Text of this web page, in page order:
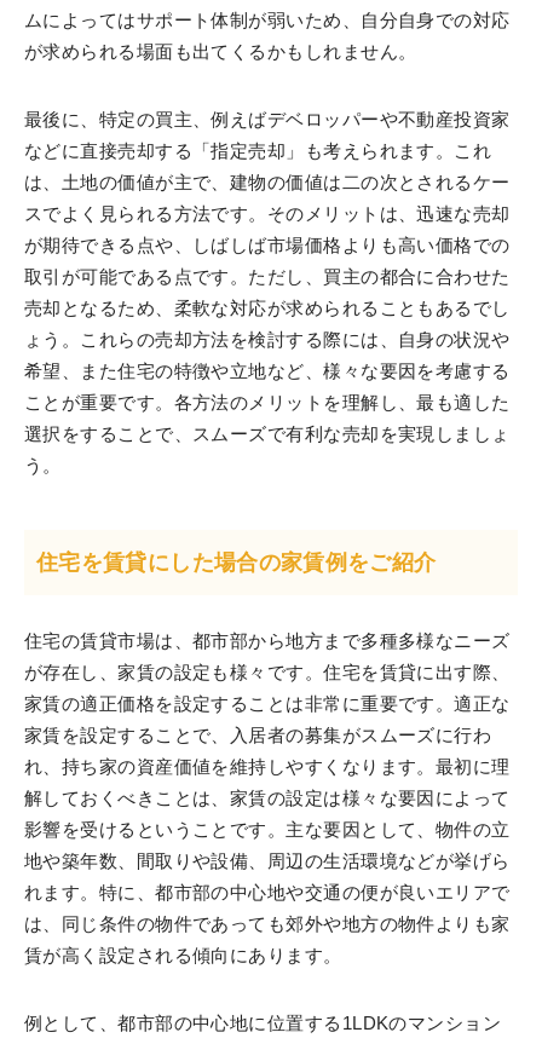
ムによってはサポート体制が弱いため、自分自身での対応
が求められる場面も出てくるかもしれません。
最後に、特定の買主、例えばデベロッパーや不動産投資家
などに直接売却する「指定売却」も考えられます。これ
は、土地の価値が主で、建物の価値は二の次とされるケー
スでよく見られる方法です。そのメリットは、迅速な売却
が期待できる点や、しばしば市場価格よりも高い価格での
取引が可能である点です。ただし、買主の都合に合わせた
売却となるため、柔軟な対応が求められることもあるでし
ょう。これらの売却方法を検討する際には、自身の状況や
希望、また住宅の特徴や立地など、様々な要因を考慮する
ことが重要です。各方法のメリットを理解し、最も適した
選択をすることで、スムーズで有利な売却を実現しましょ
う。
住宅を賃貸にした場合の家賃例をご紹介
住宅の賃貸市場は、都市部から地方まで多種多様なニーズ
が存在し、家賃の設定も様々です。住宅を賃貸に出す際、
家賃の適正価格を設定することは非常に重要です。適正な
家賃を設定することで、入居者の募集がスムーズに行わ
れ、持ち家の資産価値を維持しやすくなります。最初に理
解しておくべきことは、家賃の設定は様々な要因によって
影響を受けるということです。主な要因として、物件の立
地や築年数、間取りや設備、周辺の生活環境などが挙げら
れます。特に、都市部の中心地や交通の便が良いエリアで
は、同じ条件の物件であっても郊外や地方の物件よりも家
賃が高く設定される傾向にあります。
例として、都市部の中心地に位置する1LDKのマンション